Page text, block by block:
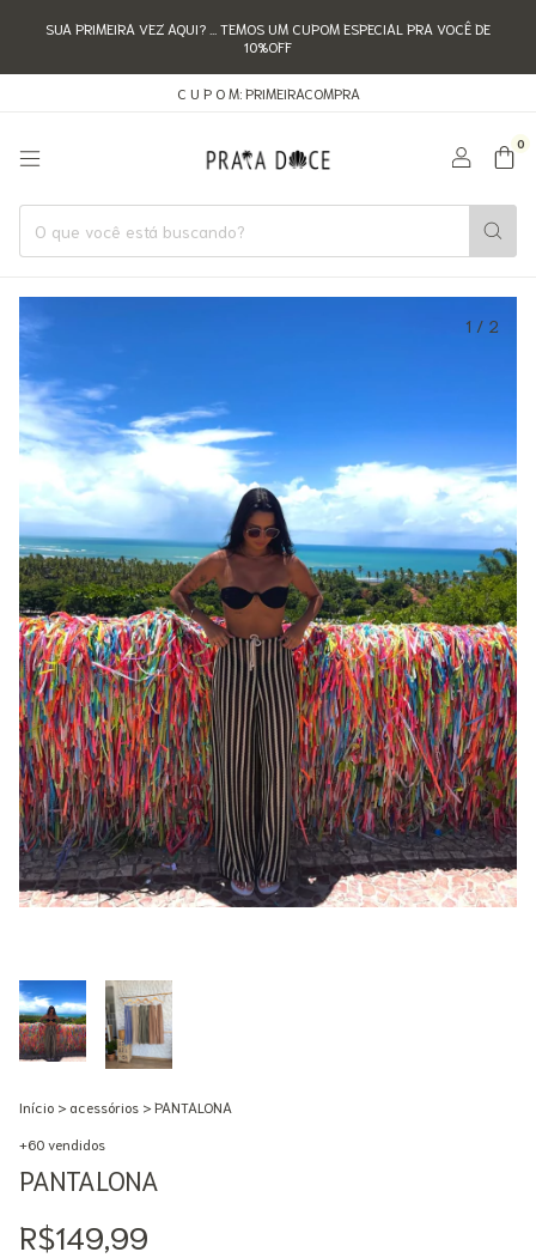
SUA PRIMEIRA VEZ AQUI? ... TEMOS UM CUPOM ESPECIAL PRA VOCÊ DE
10%OFF
C U P O M: PRIMEIRACOMPRA
0
1 / 2
Início > acessórios > PANTALONA
+60 vendidos
PANTALONA
R$149,99